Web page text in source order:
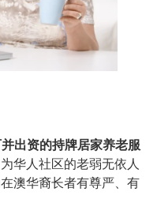
出资的持牌居家养老服
华人社区的老弱无依人
澳华裔长者有尊严、有